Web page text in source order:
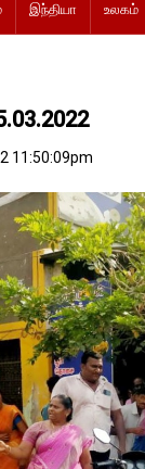
இந்தியா உலகம்
11:50:09pm